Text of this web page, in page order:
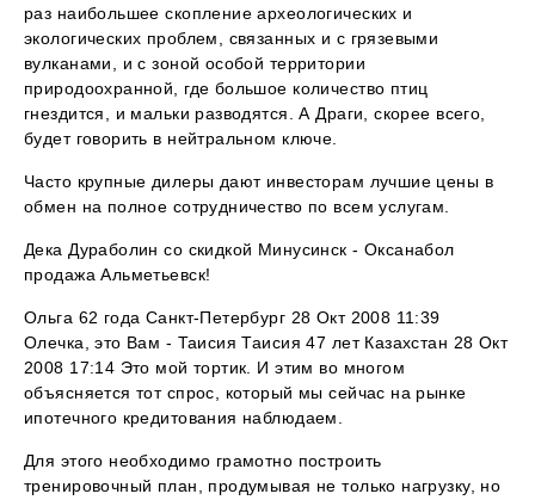
раз наибольшее скопление археологических и
экологических проблем, связанных и с грязевыми
вулканами, и с зоной особой территории
природоохранной, где большое количество птиц
гнездится, и мальки разводятся. А Драги, скорее всего,
будет говорить в нейтральном ключе.
Часто крупные дилеры дают инвесторам лучшие цены в
обмен на полное сотрудничество по всем услугам.
Дека Дураболин со скидкой Минусинск - Оксанабол
продажа Альметьевск!
Ольга 62 года Санкт-Петербург 28 Окт 2008 11:39
Олечка, это Вам - Таисия Таисия 47 лет Казахстан 28 Окт
2008 17:14 Это мой тортик. И этим во многом
объясняется тот спрос, который мы сейчас на рынке
ипотечного кредитования наблюдаем.
Для этого необходимо грамотно построить
тренировочный план, продумывая не только нагрузку, но